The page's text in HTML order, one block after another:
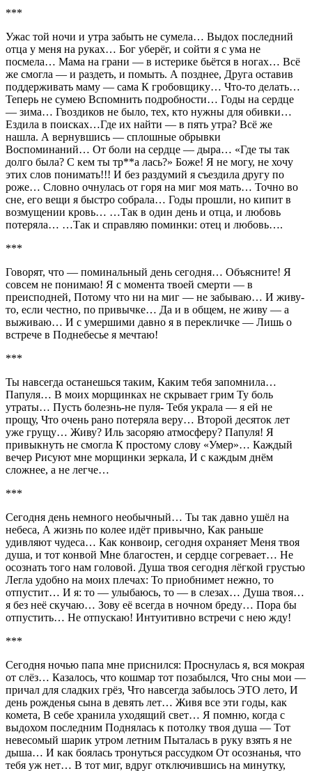
***
Ужас той ночи и утра забыть не сумела… Выдох последний
отца у меня на руках… Бог уберёг, и сойти я с ума не
посмела… Мама на грани — в истерике бьётся в ногах… Всё
же смогла — и раздеть, и помыть. А позднее, Друга оставив
поддерживать маму — сама К гробовщику… Что-то делать…
Теперь не сумею Вспомнить подробности… Годы на сердце
— зима… Гвоздиков не было, тех, кто нужны для обивки…
Ездила в поисках…Где их найти — в пять утра? Всё же
нашла. А вернувшись — сплошные обрывки
Воспоминаний… От боли на сердце — дыра… «Где ты так
долго была? С кем ты тр**а лась?» Боже! Я не могу, не хочу
этих слов понимать!!! И без раздумий я съездила другу по
роже… Словно очнулась от горя на миг моя мать… Точно во
сне, его вещи я быстро собрала… Годы прошли, но кипит в
возмущении кровь… …Так в один день и отца, и любовь
потеряла… …Так и справляю поминки: отец и любовь….
***
Говорят, что — поминальный день сегодня… Объясните! Я
совсем не понимаю! Я с момента твоей смерти — в
преисподней, Потому что ни на миг — не забываю… И живу-
то, если честно, по привычке… Да и в общем, не живу — а
выживаю… И с умершими давно я в перекличке — Лишь о
встрече в Поднебесье я мечтаю!
***
Ты навсегда останешься таким, Каким тебя запомнила…
Папуля… В моих морщинках не скрывает грим Ту боль
утраты… Пусть болезнь-не пуля- Тебя украла — я ей не
прощу, Что очень рано потеряла веру… Второй десяток лет
уже грущу… Живу? Иль засоряю атмосферу? Папуля! Я
привыкнуть не смогла К простому слову «Умер»… Каждый
вечер Рисуют мне морщинки зеркала, И с каждым днём
сложнее, а не легче…
***
Сегодня день немного необычный… Ты так давно ушёл на
небеса, А жизнь по колее идёт привычно, Как раньше
удивляют чудеса… Как конвоир, сегодня охраняет Меня твоя
душа, и тот конвой Мне благостен, и сердце согревает… Не
осознать того нам головой. Душа твоя сегодня лёгкой грустью
Легла удобно на моих плечах: То приобнимет нежно, то
отпустит… И я: то — улыбаюсь, то — в слезах… Душа твоя…
я без неё скучаю… Зову её всегда в ночном бреду… Пора бы
отпустить… Не отпускаю! Интуитивно встречи с нею жду!
***
Сегодня ночью папа мне приснился: Проснулась я, вся мокрая
от слёз… Казалось, что кошмар тот позабылся, Что сны мои —
причал для сладких грёз, Что навсегда забылось ЭТО лето, И
день рожденья сына в девять лет… Живя все эти годы, как
комета, В себе хранила уходящий свет… Я помню, когда с
выдохом последним Поднялась к потолку твоя душа — Тот
невесомый шарик утром летним Пыталась в руку взять я не
дыша… И как боялась тронуться рассудком От осознанья, что
тебя уж нет… В тот миг, вдруг отключившись на минутку,